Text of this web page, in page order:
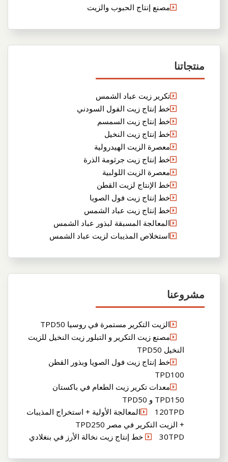
مصنع إنتاج الحبوب والزيت
منتجاتنا
تكرير زيت عباد الشمس
خط إنتاج زيت الفول السودني
خط إنتاج زيت السمسم
خط إنتاج زيت النخيل
معصرة الزيت الهيدرولية
خط إنتاج زيت جرثومة الذرة
معصرة الزيت اللولبية
خط الإنتاج لزيت القطن
خط إنتاج زيت فول الصويا
خط إنتاج زيت عباد الشمس
المعالجة المسبقة لبذور عباد الشمس
استخلاص المذيبات لزيت عباد الشمس
مشروعنا
الزيت التكرير مستمرة في روسيا TPD50
مصنع زيت التكرير و التبلور زيت النخيل للزيت
النخيل TPD50
خط إنتاج زيت فول الصويا وبذور القطن
TPD100
معدات تكرير زيت الطعام في باكستان
TPD150 و TPD50
120TPDالمعالجة الأولية + استخراج المذيبات
+ الزيت التكرير في مصر TPD250
30TPD خط إنتاج زيت نخالة الأرز في بنغلادي